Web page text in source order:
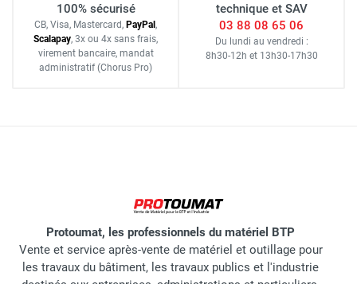
100% sécurisé
CB, Visa, Mastercard, PayPal,
Scalapay, 3x ou 4x sans frais,
virement bancaire, mandat
administratif (Chorus Pro)
technique et SAV
03 88 08 65 06
Du lundi au vendredi :
8h30-12h et 13h30-17h30
Protoumat, les professionnels du matériel BTP
Vente et service après-vente de matériel et outillage pour
les travaux du bâtiment, les travaux publics et l'industrie